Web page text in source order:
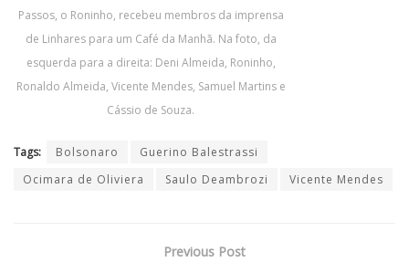
Passos, o Roninho, recebeu membros da imprensa
de Linhares para um Café da Manhã. Na foto, da
esquerda para a direita: Deni Almeida, Roninho,
Ronaldo Almeida, Vicente Mendes, Samuel Martins e
Cássio de Souza.
Tags: Bolsonaro
Guerino Balestrassi
Ocimara de Oliviera
Saulo Deambrozi Vicente Mendes
Previous Post